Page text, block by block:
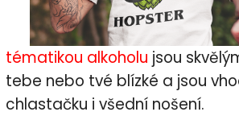
tématikou alkoholu jsou
tebe nebo tvé blízké a jsou
chlastačku i všední nošení.